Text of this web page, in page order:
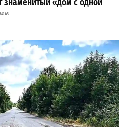
знаменитый «дом с одной
34143